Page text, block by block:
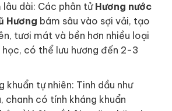
lâu dài: Các phân tử Hương nước
Hương bám sâu vào sợi vải, tạo
tươi mát và bền hơn nhiều loại
có thể lưu hương đến 2-3
khuẩn tự nhiên: Tinh dầu như
chanh có tính kháng khuẩn